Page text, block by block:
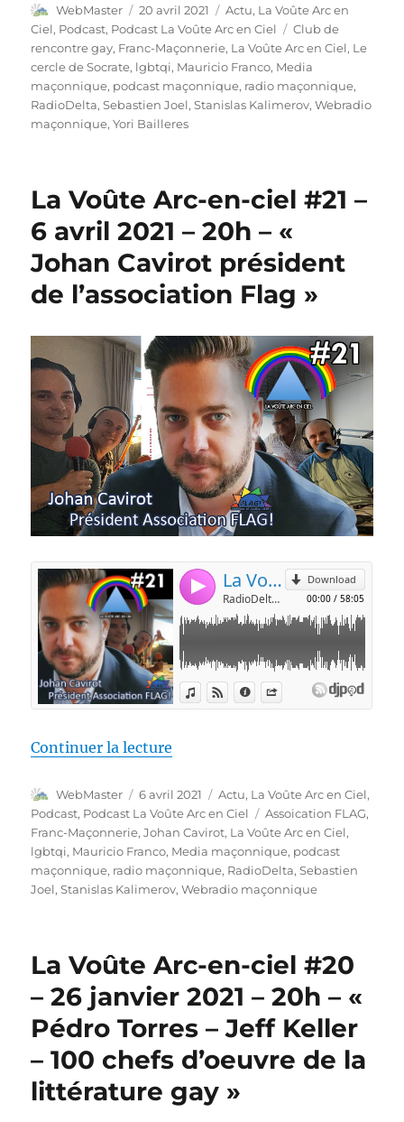
Auteur
WebMaster
Publié
le
20 avril 2021 Catégories
Actu, La Voûte Arc en
Ciel, Podcast, Podcast La Voûte Arc en Ciel Étiquettes
Club de
rencontre gay, Franc-Maçonnerie, La Voûte Arc en Ciel, Le
cercle de Socrate, lgbtqi, Mauricio Franco, Media
maçonnique, podcast maçonnique, radio maçonnique,
RadioDelta,Sebastien Joel,Stanislas Kalimerov,Webradio
maçonnique,Yori Bailleres
La Voûte Arc-en-ciel #21 –
6 avril 2021 – 20h – «
Johan Cavirot président
de l’association Flag »
Continuer la lecture
Auteur
WebMaster
Publié
le
6 avril 2021 Catégories
Actu, La Voûte Arc en Ciel,
Podcast, Podcast La Voûte Arc en Ciel Étiquettes
Assoication FLAG,
Franc-Maçonnerie,Johan Cavirot, La Voûte Arc en Ciel,
lgbtqi, Mauricio Franco, Media maçonnique, podcast
maçonnique, radio maçonnique, RadioDelta,Sebastien
Joel,Stanislas Kalimerov,Webradio maçonnique
La Voûte Arc-en-ciel #20
– 26 janvier 2021 – 20h – «
Pédro Torres – Jeff Keller
– 100 chefs d’oeuvre de la
littérature gay »